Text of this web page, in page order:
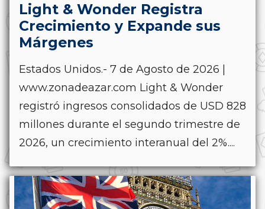
Light & Wonder Registra
Crecimiento y Expande sus
Márgenes
Estados Unidos.- 7 de Agosto de 2026 |
www.zonadeazar.com Light & Wonder
registró ingresos consolidados de USD 828
millones durante el segundo trimestre de
2026, un crecimiento interanual del 2%....